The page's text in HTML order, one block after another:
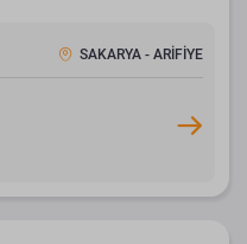
SAKARYA - ARİFİYE